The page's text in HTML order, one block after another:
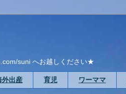
suni へお越しください★
外出産 育児 ワーママ